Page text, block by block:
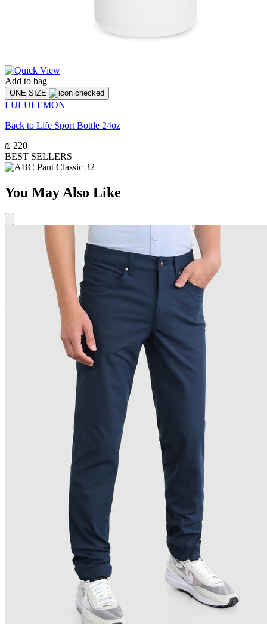
Add to bag
ONE SIZE
LULULEMON
Back to Life Sport Bottle 24oz
₪ 220
BEST SELLERS
You May Also Like